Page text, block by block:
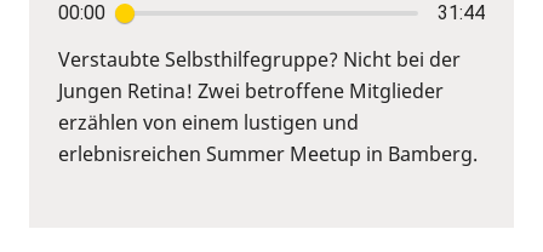
00:00 31:44
Verstaubte Selbsthilfegruppe? Nicht bei der
Jungen Retina! Zwei betroffene Mitglieder
erzählen von einem lustigen und
erlebnisreichen Summer Meetup in Bamberg.